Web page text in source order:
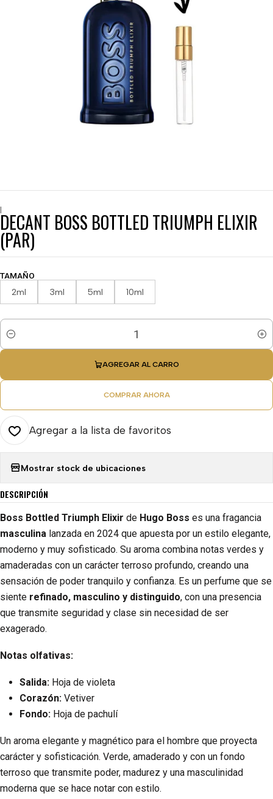
|
DECANT BOSS BOTTLED TRIUMPH ELIXIR
(PAR)
TAMAÑO
2ml 3ml 5ml 10ml
Cantidad
AGREGAR AL CARRO
COMPRAR AHORA
Agregar a la lista de favoritos
Mostrar stock de ubicaciones
DESCRIPCIÓN
Boss Bottled Triumph Elixir de Hugo Boss es una fragancia
masculina lanzada en 2024 que apuesta por un estilo elegante,
moderno y muy sofisticado. Su aroma combina notas verdes y
amaderadas con un carácter terroso profundo, creando una
sensación de poder tranquilo y confianza. Es un perfume que se
siente refinado, masculino y distinguido, con una presencia
que transmite seguridad y clase sin necesidad de ser
exagerado.
Notas olfativas:
Salida: Hoja de violeta
Corazón: Vetiver
Fondo: Hoja de pachulí
Un aroma elegante y magnético para el hombre que proyecta
carácter y sofisticación. Verde, amaderado y con un fondo
terroso que transmite poder, madurez y una masculinidad
moderna que se hace notar con estilo.